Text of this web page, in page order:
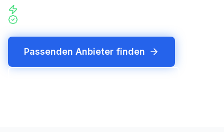
Passenden Anbieter finden